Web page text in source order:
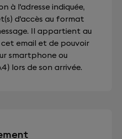
à l'adresse indiquée,
d'accès au format
Il appartient au
email et de pouvoir
smartphone ou
lors de son arrivée.